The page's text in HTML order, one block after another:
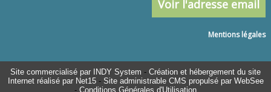
Voir l'adresse email
Mentions légales
Site commercialisé par INDY System - Création et hébergement du site
Internet réalisé par Net15- Site administrable CMS propulsé par WebSee
- Conditions Générales d'Utilisation